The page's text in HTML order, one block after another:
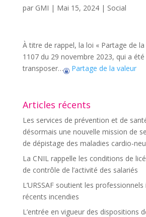
par GMI | Mai 15, 2024| Social
À titre de rappel, la loi « Partage de la
1107 du 29 novembre 2023, qui a
transposer…
Partage de la valeur
Articles récents
Les services de prévention et de
désormais une nouvelle mission de
de dépistage des maladies cardio-
La CNIL rappelle les conditions de
de contrôle de l’activité des salariés
L’URSSAF soutient les
récents incendies
L’entrée en vigueur des dispositions